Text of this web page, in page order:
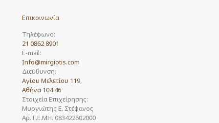
Επικοινωνία
Τηλέφωνο:
21 0862 8901
E-mail:
Info@mirgiotis.com
Διεύθυνση:
Αγίου Μελετίου 119,
Αθήνα 104 46
Στοιχεία Επιχείρησης:
Μυργιώτης Ε. Στέφανος
Αρ. Γ.Ε.ΜΗ. 083422602000